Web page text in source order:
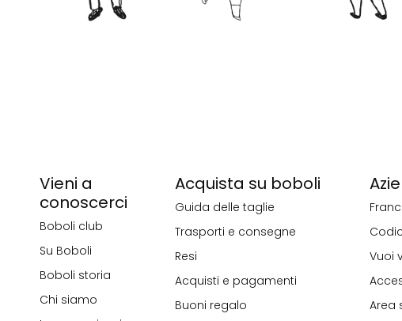
Vieni a
conoscerci
Boboli club
Su Boboli
Boboli storia
Chi siamo
Acquista su boboli
Guida delle taglie
Trasporti e consegne
Resi
Acquisti e pagamenti
Buoni regalo
Vuoi
Area